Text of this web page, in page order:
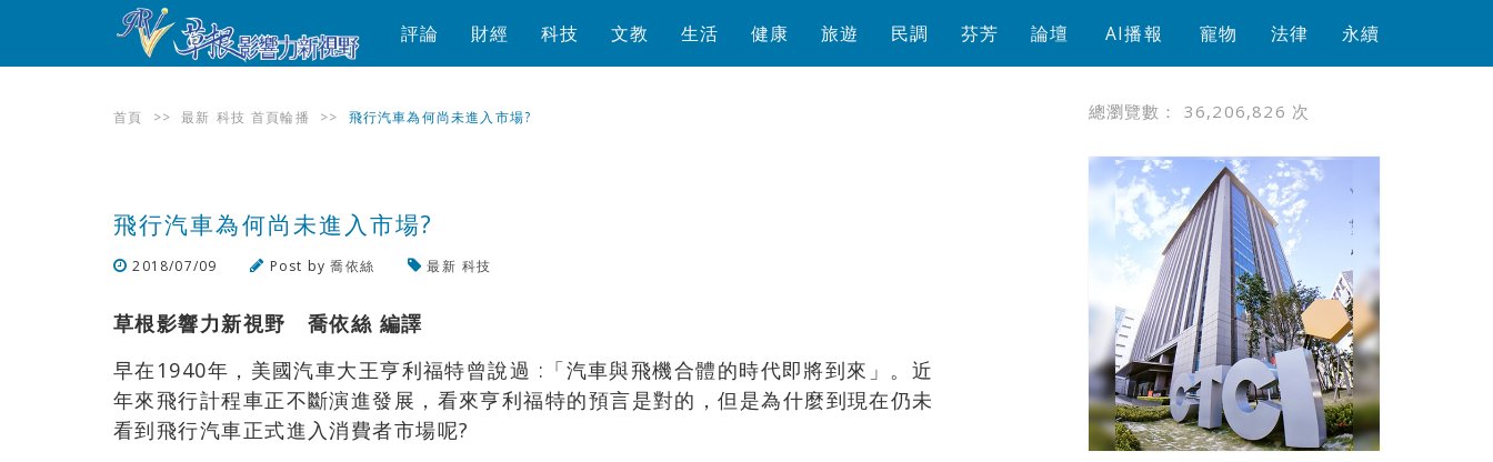
評論 財經 科技 文教 生活 健康 旅遊 民調 芬芳 論壇 AI播報 寵物 法律 永續
首頁 >> 最新 科技 首頁輪播 >> 飛行汽車為何尚未進入市場?
飛行汽車為何尚未進入市場?
2018/07/09 Post by喬依絲 最新 科技
草根影響力新視野 喬依絲 編譯
早在1940年，美國汽車大王亨利福特曾說過 :「汽車與飛機合體的時代即將到來」。近
年來飛行計程車正不斷演進發展，看來亨利福特的預言是對的，但是為什麼到現在仍未
看到飛行汽車正式進入消費者市場呢?
總瀏覽數： 36,206,826 次